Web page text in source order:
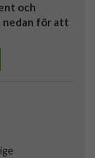
och
nedan för att